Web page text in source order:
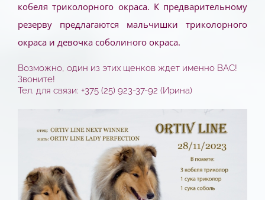
кобеля триколорного окраса. К предварительному
резерву предлагаются мальчишки триколорного
окраса и девочка соболиного окраса.
Возможно, один из этих щенков ждет именно ВАС!
Звоните!
Тел. для связи: +375 (25) 923-37-92 (Ирина)